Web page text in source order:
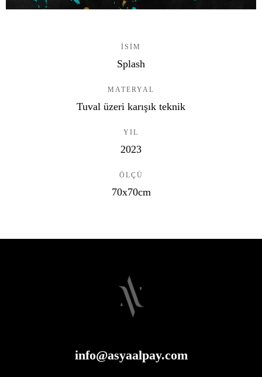
ISIM
Splash
MATERYAL
Tuval üzeri karışık teknik
YIL
2023
ÖLÇÜ
70x70cm
info@asyaalpay.com